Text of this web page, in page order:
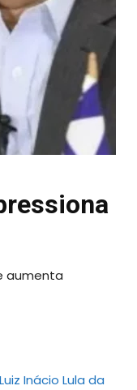
aumenta
Luiz Inácio Lula da